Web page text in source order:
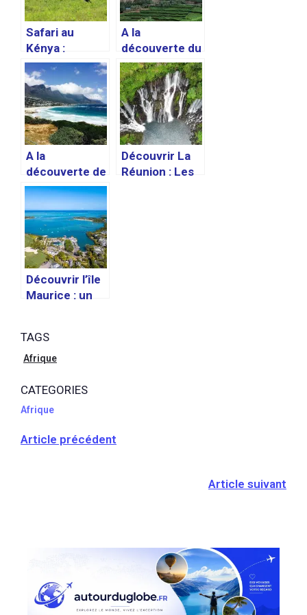
Safari au
Kénya :
comment le
préparer et ce
qu’il faut
savoir
A la
découverte du
Rwanda, le
« pays aux
mille collines »
A la
découverte de
l’Afrique du
Sud, la nation
arc-en-ciel
Découvrir La
Réunion : Les
Découvrir l’île
Maurice : un
prochain
voyage dans
l’Océan Indien
TAGS
Afrique
CATEGORIES
Afrique
Article précédent
Article suivant